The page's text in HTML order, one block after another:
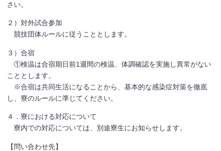
さい。
２）対外試合参加
競技団体ルールに従うこととします。
３）合宿
①検温は合宿期日前1週間の検温、体調確認を実施し異常がない
こととします。
※合宿は共同生活になることから、基本的な感染症対策を徹底
し、寮のルールに準じてください。
４．寮における対応について
寮内での対応については、別途寮生にお知らせします。
【問い合わせ先】